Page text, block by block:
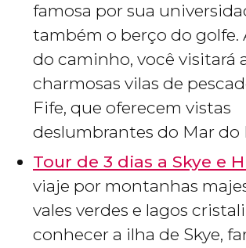
famosa por sua
também o berço do golfe.
do caminho, você visitará
charmosas vilas de
Fife, que oferecem vistas
deslumbrantes do Mar do
Tour de 3 dias a Skye e
viaje por montanhas
vales verdes e lagos
conhecer a ilha de Skye,